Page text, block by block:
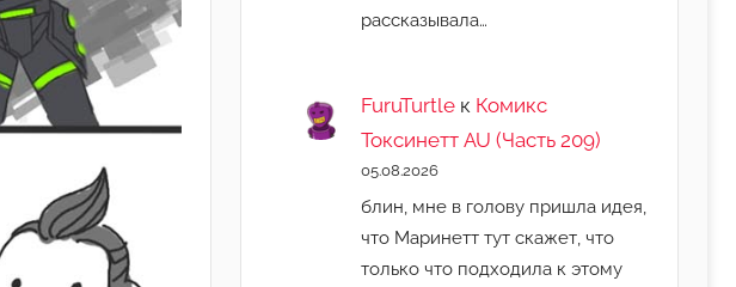
рассказывала…
FuruTurtle к Комикс
Токсинетт AU (Часть 209)
05.08.2026
блин, мне в голову пришла идея,
что Маринетт тут скажет, что
только что подходила к этому